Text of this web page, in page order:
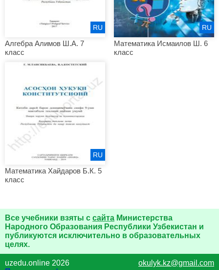
Алгебра Алимов Ш.А. 7
класс
RU
Математика Исмаилов Ш. 6
класс
RU
Математика Хайдаров Б.К. 5
класс
RU
Все учебники взяты с сайта Министерства
Народного Образования Республики Узбекистан и
публикуются исключительно в образовательных
целях.
uzedu.online 2026
okulyk.kz@gmail.com